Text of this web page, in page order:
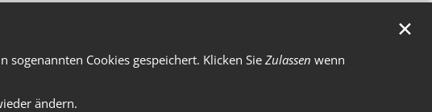
Cookies gespeichert. Klicken Sie Zulassen wenn
ändern.
✕